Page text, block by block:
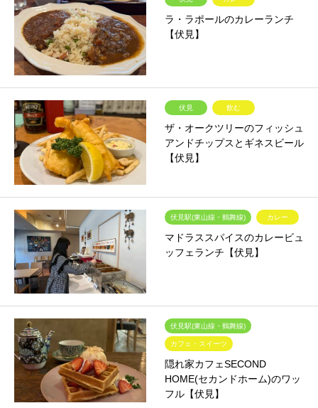
ラ・ラポールのカレーランチ
【伏見】
伏見 飲む
ザ・オークツリーのフィッシュ
アンドチップスとギネスビール
【伏見】
伏見駅(東山線・鶴舞線) カレー
マドラススパイスのカレービュ
ッフェランチ【伏見】
伏見駅(東山線・鶴舞線)
カフェ・スイーツ
隠れ家カフェSECOND
HOME(セカンドホーム)のワッ
フル【伏見】